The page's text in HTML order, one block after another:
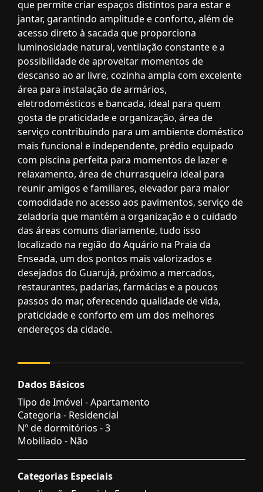
que permite criar espaços distintos para estar e
jantar, garantindo amplitude e conforto, além de
acesso direto à sacada que proporciona
luminosidade natural, ventilação constante e a
possibilidade de aproveitar momentos de
descanso ao ar livre, cozinha ampla com excelente
área para instalação de armários,
eletrodomésticos e bancada, ideal para quem
gosta de praticidade e organização, área de
serviço contribuindo para um ambiente doméstico
mais funcional e independente, prédio equipado
com piscina perfeita para momentos de lazer e
relaxamento, área de churrasqueira ideal para
reunir amigos e familiares, elevador para maior
comodidade no acesso aos pavimentos, serviço de
zeladoria que mantém a organização e o cuidado
das áreas comuns diariamente, tudo isso
localizado na região do Aquário na Praia da
Enseada, um dos pontos mais valorizados e
desejados do Guarujá, próximo a mercados,
restaurantes, padarias, farmácias e a poucos
passos do mar, oferecendo qualidade de vida,
praticidade e conforto em um dos melhores
endereços da cidade.
Dados Básicos
Tipo de Imóvel - Apartamento
Categoria - Residencial
Nº de dormitórios - 3
Mobiliado - Não
Categorias Especiais